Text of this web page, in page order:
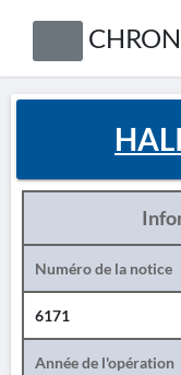
Numéro de la notice
6171
Année de l'opération